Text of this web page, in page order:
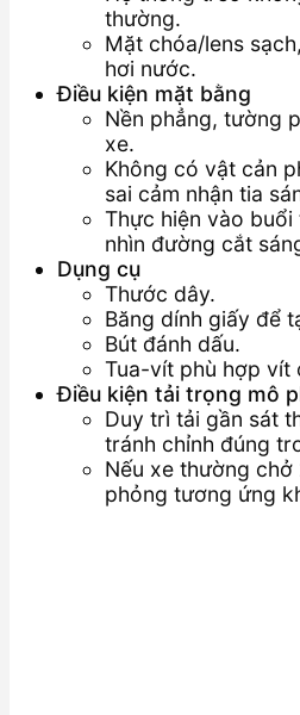
thường.
Mặt chóa/lens
hơi nước.
Điều kiện mặt bằng
Nền phẳng, tường
xe.
Không có vật cản
sai cảm nhận tia
Thực hiện vào
nhìn đường cắt
Dụng cụ
Thước dây.
Băng dính giấy để
Bút đánh dấu.
Tua-vít phù hợp vít
Điều kiện tải trọng mô
Duy trì tải gần sát
tránh chỉnh đúng
Nếu xe thường
phỏng tương ứng